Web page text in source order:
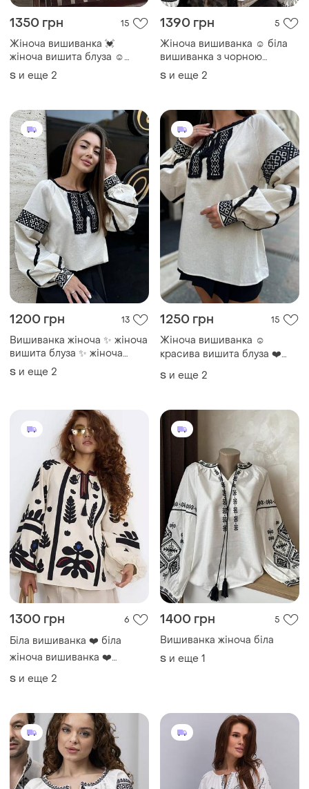
1350 грн 15
Жіноча вишиванка 💓
жіноча вишита блуза ☺️
жіноча біла вишиванка 💓
S и еще 2
1390 грн 5
Жіноча вишиванка ☺️ біла
вишиванка з чорною
вишивкою 💓 вишита блуза
S и еще 2
1200 грн 13
Вишиванка жіноча ✨ жіноча
вишита блуза ✨ жіноча
вишиванка біла
S и еще 2
1250 грн 15
Жіноча вишиванка ☺️
красива вишита блуза ❤️
стильна вишиванка
S и еще 2
1300 грн 6
Біла вишиванка ❤️ біла
жіноча вишиванка ❤️
вишита сорочка ☺️
S и еще 2
1400 грн 5
Вишиванка жіноча біла
S и еще 1